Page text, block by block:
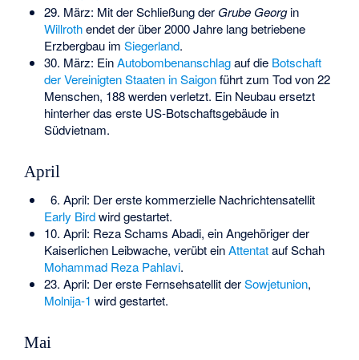
29. März: Mit der Schließung der Grube Georgin
Willrothendet der über 2000 Jahre lang betriebene
Erzbergbau im Siegerland.
30. März: EinAutobombenanschlagauf die Botschaft
der Vereinigten Staaten in Saigonführt zum Tod von 22
Menschen, 188 werden verletzt. Ein Neubau ersetzt
hinterher das erste US-Botschaftsgebäude in
Südvietnam.
April
6. April: Der erste kommerzielle Nachrichtensatellit
Early Birdwird gestartet.
10. April: Reza Schams Abadi, ein Angehöriger der
Kaiserlichen Leibwache, verübt einAttentatauf Schah
Mohammad Reza Pahlavi.
23. April: Der erste Fernsehsatellit derSowjetunion,
Molnija-1 wird gestartet.
Mai